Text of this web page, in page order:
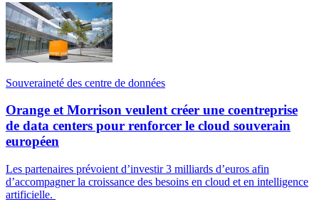
Souveraineté des centre de données
Orange et Morrison veulent créer une coentreprise
de data centers pour renforcer le cloud souverain
européen
Les partenaires prévoient d’investir 3 milliards d’euros afin
d’accompagner la croissance des besoins en cloud et en intelligence
artificielle.